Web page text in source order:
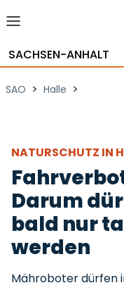
SACHSEN-ANHALT
SAO > Halle >
NATURSCHUTZ IN
Darum
bald nur
werden
Mähroboter dürfen